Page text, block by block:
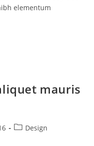
elementum
mauris
Design